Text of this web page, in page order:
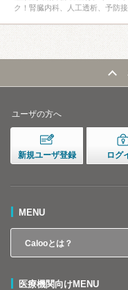
ク！腎臓内科、人工透析、予防
ユーザの方へ
新規ユーザ登録 ログ
MENU
Calooとは？
医療機関向けMENU